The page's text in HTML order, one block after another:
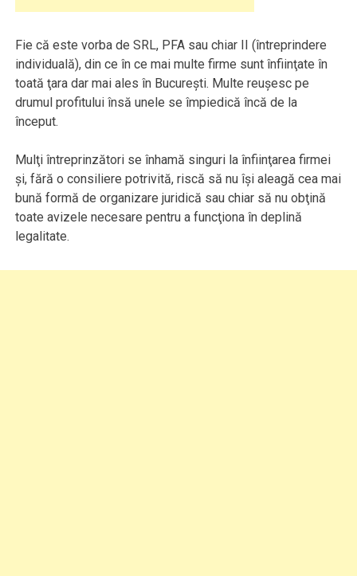
Fie că este vorba de SRL, PFA sau chiar II (întreprindere
individuală), din ce în ce mai multe firme sunt înfiinţate în
toată ţara dar mai ales în Bucureşti. Multe reuşesc pe
drumul profitului însă unele se împiedică încă de la
început.
Mulţi întreprinzători se înhamă singuri la înfiinţarea firmei
şi, fără o consiliere potrivită, riscă să nu îşi aleagă cea mai
bună formă de organizare juridică sau chiar să nu obţină
toate avizele necesare pentru a funcţiona în deplină
legalitate.